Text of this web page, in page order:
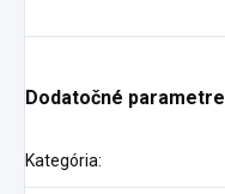
Dodatočné parametre
Kategória: